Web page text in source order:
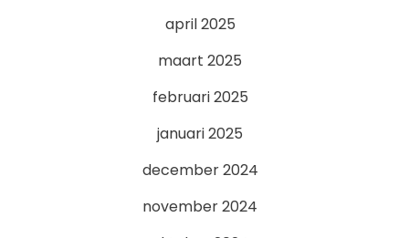
april 2025
maart 2025
februari 2025
januari 2025
december 2024
november 2024